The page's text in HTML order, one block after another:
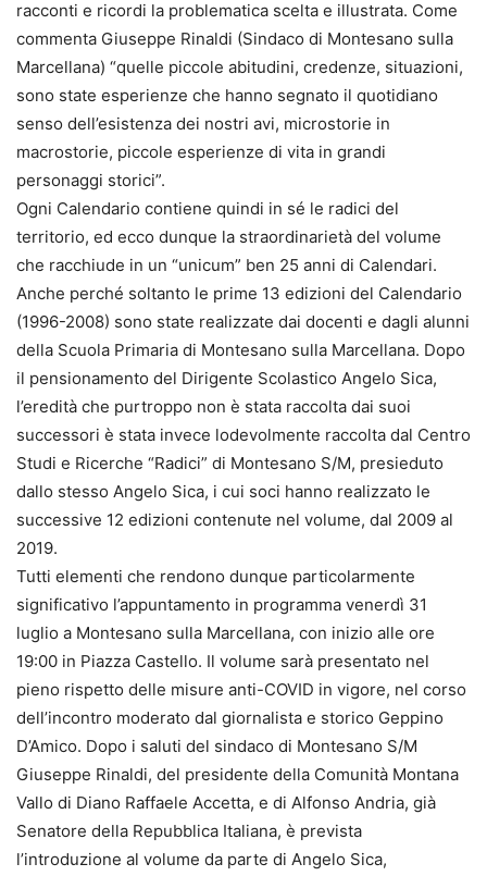
racconti e ricordi la problematica scelta e illustrata. Come
commenta Giuseppe Rinaldi (Sindaco di Montesano sulla
Marcellana) “quelle piccole abitudini, credenze, situazioni,
sono state esperienze che hanno segnato il quotidiano
senso dell’esistenza dei nostri avi, microstorie in
macrostorie, piccole esperienze di vita in grandi
personaggi storici”.
Ogni Calendario contiene quindi in sé le radici del
territorio, ed ecco dunque la straordinarietà del volume
che racchiude in un “unicum” ben 25 anni di Calendari.
Anche perché soltanto le prime 13 edizioni del Calendario
(1996-2008) sono state realizzate dai docenti e dagli alunni
della Scuola Primaria di Montesano sulla Marcellana. Dopo
il pensionamento del Dirigente Scolastico Angelo Sica,
l’eredità che purtroppo non è stata raccolta dai suoi
successori è stata invece lodevolmente raccolta dal Centro
Studi e Ricerche “Radici” di Montesano S/M, presieduto
dallo stesso Angelo Sica, i cui soci hanno realizzato le
successive 12 edizioni contenute nel volume, dal 2009 al
2019.
Tutti elementi che rendono dunque particolarmente
significativo l’appuntamento in programma venerdì 31
luglio a Montesano sulla Marcellana, con inizio alle ore
19:00 in Piazza Castello. Il volume sarà presentato nel
pieno rispetto delle misure anti-COVID in vigore, nel corso
dell’incontro moderato dal giornalista e storico Geppino
D’Amico. Dopo i saluti del sindaco di Montesano S/M
Giuseppe Rinaldi, del presidente della Comunità Montana
Vallo di Diano Raffaele Accetta, e di Alfonso Andria, già
Senatore della Repubblica Italiana, è prevista
l’introduzione al volume da parte di Angelo Sica,